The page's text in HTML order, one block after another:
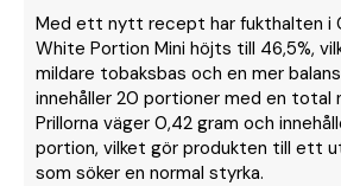
Med ett nytt recept har fukthalten i
White Portion Mini höjts till 46,5%,
mildare tobaksbas och en mer
innehåller 20 portioner med en total
Prillorna väger 0,42 gram och
portion, vilket gör produkten till ett
som söker en normal styrka.